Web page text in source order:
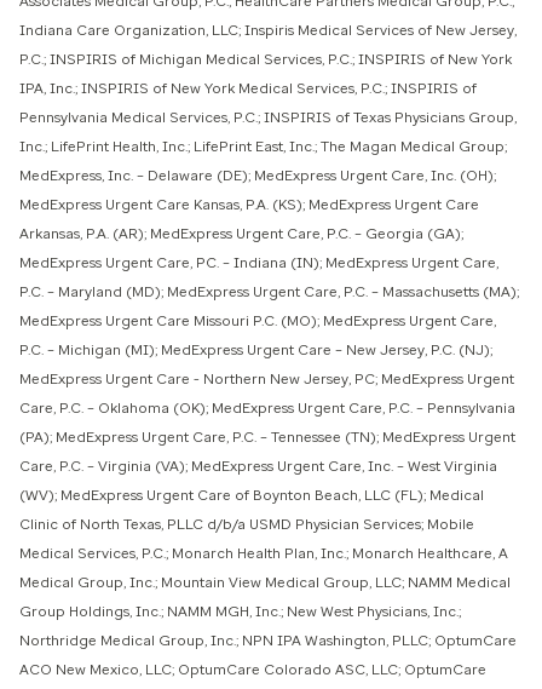
Indiana Care Organization, LLC; Inspiris Medical Services of New Jersey,
P.C.; INSPIRIS of Michigan Medical Services, P.C.; INSPIRIS of New York
IPA, Inc.; INSPIRIS of New York Medical Services, P.C.; INSPIRIS of
Pennsylvania Medical Services, P.C.; INSPIRIS of Texas Physicians Group,
Inc.; LifePrint Health, Inc.; LifePrint East, Inc.; The Magan Medical Group;
MedExpress, Inc. – Delaware (DE); MedExpress Urgent Care, Inc. (OH);
MedExpress Urgent Care Kansas, P.A. (KS); MedExpress Urgent Care
Arkansas, P.A. (AR); MedExpress Urgent Care, P.C. – Georgia (GA);
MedExpress Urgent Care, PC. – Indiana (IN); MedExpress Urgent Care,
P.C. – Maryland (MD); MedExpress Urgent Care, P.C. – Massachusetts (MA);
MedExpress Urgent Care Missouri P.C. (MO); MedExpress Urgent Care,
P.C. – Michigan (MI); MedExpress Urgent Care – New Jersey, P.C. (NJ);
MedExpress Urgent Care - Northern New Jersey, PC; MedExpress Urgent
Care, P.C. – Oklahoma (OK); MedExpress Urgent Care, P.C. – Pennsylvania
(PA); MedExpress Urgent Care, P.C. – Tennessee (TN); MedExpress Urgent
Care, P.C. – Virginia (VA); MedExpress Urgent Care, Inc. – West Virginia
(WV); MedExpress Urgent Care of Boynton Beach, LLC (FL); Medical
Clinic of North Texas, PLLC d/b/a USMD Physician Services; Mobile
Medical Services, P.C.; Monarch Health Plan, Inc.; Monarch Healthcare, A
Medical Group, Inc.; Mountain View Medical Group, LLC; NAMM Medical
Group Holdings, Inc.; NAMM MGH, Inc.; New West Physicians, Inc.;
Northridge Medical Group, Inc.; NPN IPA Washington, PLLC; OptumCare
ACO New Mexico, LLC; OptumCare Colorado ASC, LLC; OptumCare